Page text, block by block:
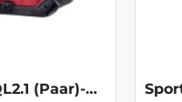
Back-Roller Classic QL2.1 (Paar)-Red/Bla